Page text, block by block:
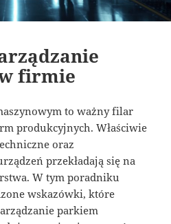
firmie
to ważny filar
produkcyjnych. Właściwie
oraz
przekładają się na
W tym poradniku
wskazówki, które
parkiem